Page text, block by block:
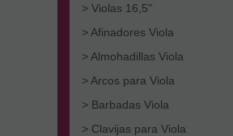
> Violas 16,5"
> Afinadores Viola
> Almohadillas Viola
> Arcos para Viola
> Barbadas Viola
> Clavijas para Viola